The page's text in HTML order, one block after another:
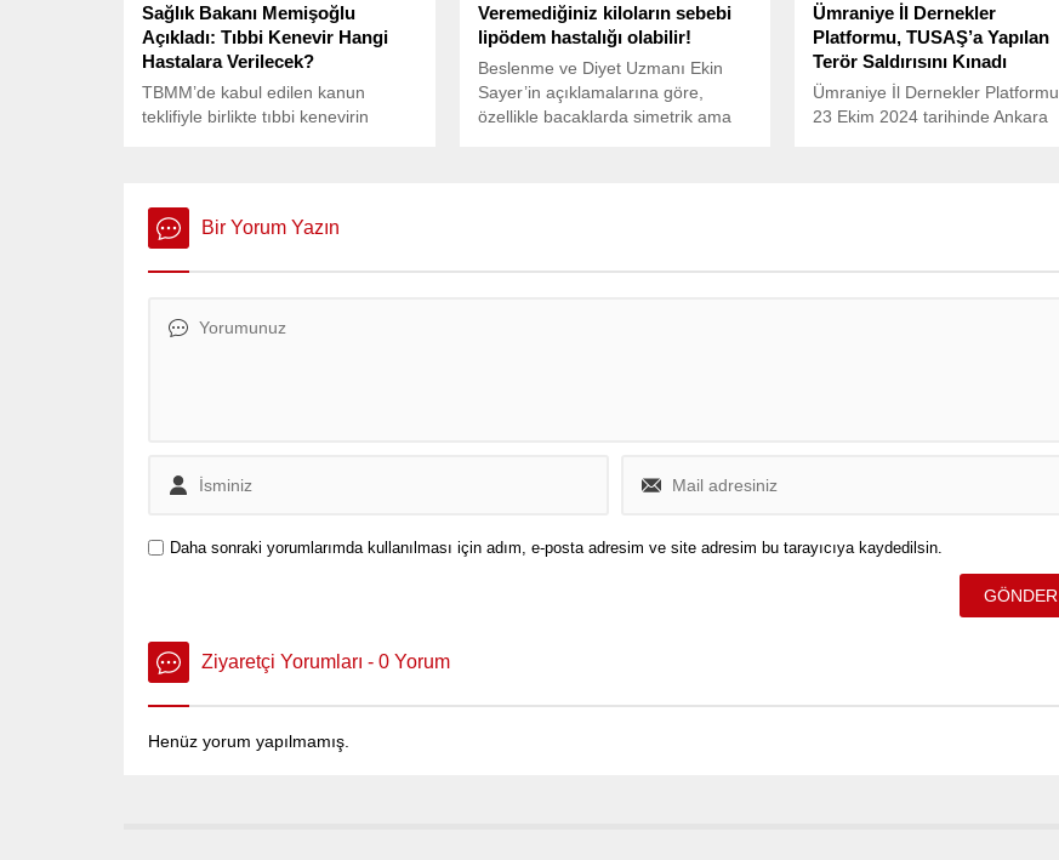
Sağlık Bakanı Memişoğlu
Açıkladı: Tıbbi Kenevir Hangi
Hastalara Verilecek?
TBMM’de kabul edilen kanun
teklifiyle birlikte tıbbi kenevirin
Veremediğiniz kiloların sebebi
lipödem hastalığı olabilir!
Beslenme ve Diyet Uzmanı Ekin
Sayer’in açıklamalarına göre,
özellikle bacaklarda simetrik ama
Ümraniye İl Dernekler
Platformu, TUSAŞ’a Yapılan
Terör Saldırısını Kınadı
Ümraniye İl Dernekler Platformu,
23 Ekim 2024 tarihinde Ankara
Bir Yorum Yazın
Daha sonraki yorumlarımda kullanılması için adım, e-posta adresim ve site adresim bu tarayıcıya kaydedilsin.
Ziyaretçi Yorumları - 0 Yorum
Henüz yorum yapılmamış.